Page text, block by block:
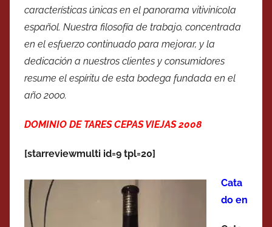
características únicas en el panorama vitivinícola
español. Nuestra filosofía de trabajo, concentrada
en el esfuerzo continuado para mejorar, y la
dedicación a nuestros clientes y consumidores
resume el espíritu de esta bodega fundada en el
año 2000.
DOMINIO DE TARES CEPAS VIEJAS 2008
[starreviewmulti id=9 tpl=20]
Cata
do en